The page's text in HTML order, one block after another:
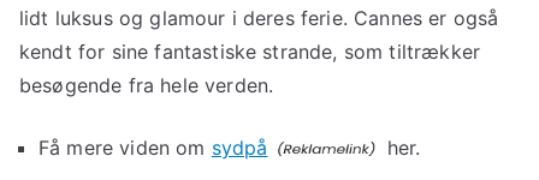
lidt luksus og glamour i deres ferie. Cannes er også
kendt for sine fantastiske strande, som tiltrækker
besøgende fra hele verden.
Få mere viden om sydpå her.